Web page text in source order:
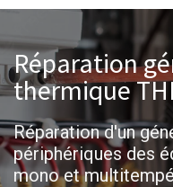
Réparation
thermique
Réparation d'un
périphériques des
mono et